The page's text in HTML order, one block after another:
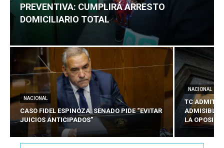
PREVENTIVA: CUMPLIRÁ ARRESTO
DOMICILIARIO TOTAL
NACIONAL
CASO FIDEL ESPINOZA: SENADO PIDE “EVITAR
JUICIOS ANTICIPADOS”
NACIONAL
TC ADMITE
ADMISIBLES
LA